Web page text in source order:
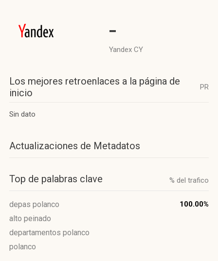
-
Yandex CY
Los mejores retroenlaces a la página de
inicio
PR
Sin dato
Actualizaciones de Metadatos
Top de palabras clave % del trafico
depas polanco 100.00%
alto peinado
departamentos polanco
polanco